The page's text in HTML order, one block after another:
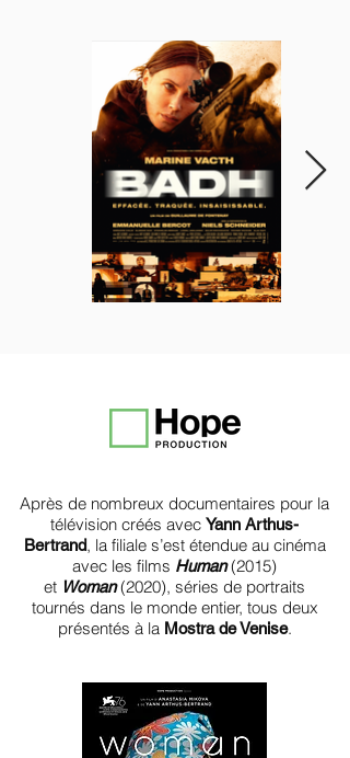
Après de nombreux documentaires pour la
télévision créés avec Yann Arthus-
Bertrand, la filiale s’est étendue au cinéma
avec les films Human(2015)
et Woman(2020), séries de portraits
tournés dans le monde entier, tous deux
présentés à la Mostra de Venise.